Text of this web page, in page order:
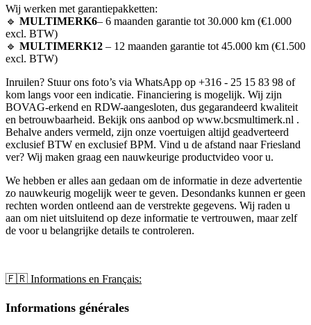
Wij werken met garantiepakketten:
🔹 MULTIMERK6– 6 maanden garantie tot 30.000 km (€1.000
excl. BTW)
🔹 MULTIMERK12 – 12 maanden garantie tot 45.000 km (€1.500
excl. BTW)
Inruilen? Stuur ons foto’s via WhatsApp op +316 - 25 15 83 98 of
kom langs voor een indicatie. Financiering is mogelijk. Wij zijn
BOVAG-erkend en RDW-aangesloten, dus gegarandeerd kwaliteit
en betrouwbaarheid. Bekijk ons aanbod op www.bcsmultimerk.nl .
Behalve anders vermeld, zijn onze voertuigen altijd geadverteerd
exclusief BTW en exclusief BPM. Vind u de afstand naar Friesland
ver? Wij maken graag een nauwkeurige productvideo voor u.
We hebben er alles aan gedaan om de informatie in deze advertentie
zo nauwkeurig mogelijk weer te geven. Desondanks kunnen er geen
rechten worden ontleend aan de verstrekte gegevens. Wij raden u
aan om niet uitsluitend op deze informatie te vertrouwen, maar zelf
de voor u belangrijke details te controleren.
🇫🇷 Informations en Français:
Informations générales